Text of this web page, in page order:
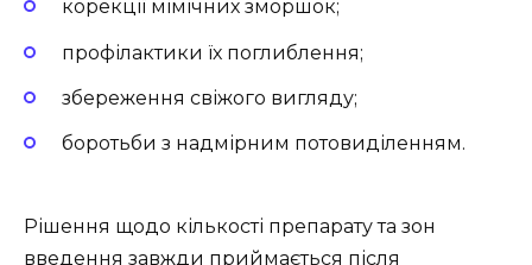
корекції мімічних зморшок;
профілактики їх поглиблення;
збереження свіжого вигляду;
боротьби з надмірним потовиділенням.
Рішення щодо кількості препарату та зон
введення завжди приймається після